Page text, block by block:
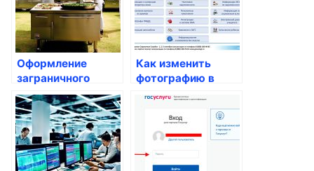
Оформление
заграничного
паспорта:
пошаговая
инструкция
Как изменить
фотографию в
паспорте